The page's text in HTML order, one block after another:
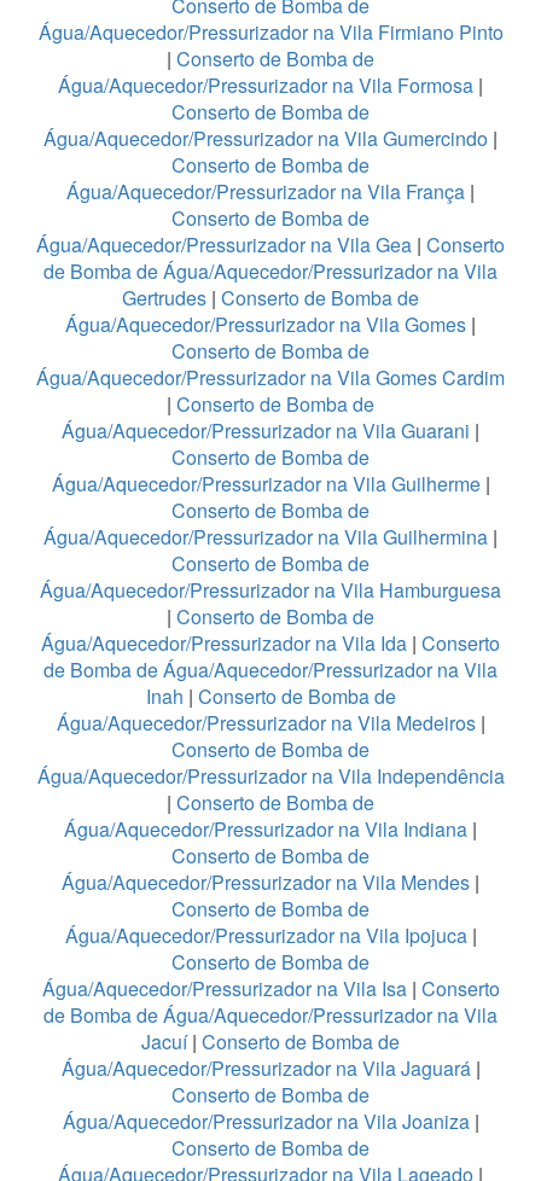
Conserto de Bomba de
Água/Aquecedor/Pressurizador na Vila Firmiano Pinto
| Conserto de Bomba de
Água/Aquecedor/Pressurizador na Vila Formosa |
Conserto de Bomba de
Água/Aquecedor/Pressurizador na Vila Gumercindo |
Conserto de Bomba de
Água/Aquecedor/Pressurizador na Vila França |
Conserto de Bomba de
Água/Aquecedor/Pressurizador na Vila Gea | Conserto
de Bomba de Água/Aquecedor/Pressurizador na Vila
Gertrudes | Conserto de Bomba de
Água/Aquecedor/Pressurizador na Vila Gomes |
Conserto de Bomba de
Água/Aquecedor/Pressurizador na Vila Gomes Cardim
| Conserto de Bomba de
Água/Aquecedor/Pressurizador na Vila Guarani |
Conserto de Bomba de
Água/Aquecedor/Pressurizador na Vila Guilherme|
Conserto de Bomba de
Água/Aquecedor/Pressurizador na Vila Guilhermina |
Conserto de Bomba de
Água/Aquecedor/Pressurizador na Vila Hamburguesa
| Conserto de Bomba de
Água/Aquecedor/Pressurizador na Vila Ida | Conserto
de Bomba de Água/Aquecedor/Pressurizador na Vila
Inah | Conserto de Bomba de
Água/Aquecedor/Pressurizador na Vila Medeiros|
Conserto de Bomba de
Água/Aquecedor/Pressurizador na Vila Independência
| Conserto de Bomba de
Água/Aquecedor/Pressurizador na Vila Indiana |
Conserto de Bomba de
Água/Aquecedor/Pressurizador na Vila Mendes |
Conserto de Bomba de
Água/Aquecedor/Pressurizador na Vila Ipojuca|
Conserto de Bomba de
Água/Aquecedor/Pressurizador na Vila Isa| Conserto
de Bomba de Água/Aquecedor/Pressurizador na Vila
Jacuí| Conserto de Bomba de
Água/Aquecedor/Pressurizador na Vila Jaguará|
Conserto de Bomba de
Água/Aquecedor/Pressurizador na Vila Joaniza|
Conserto de Bomba de
Água/Aquecedor/Pressurizador na Vila Lageado |